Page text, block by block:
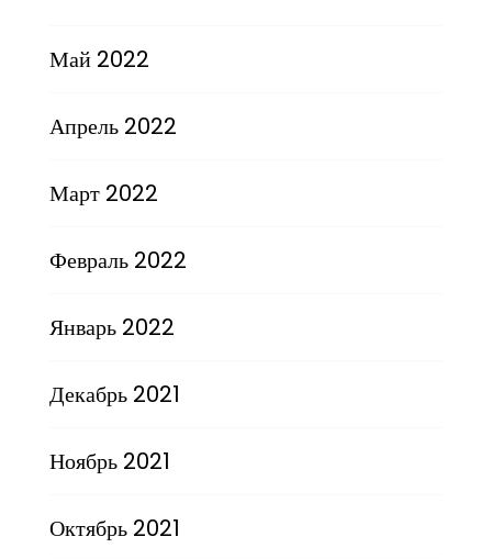
Май 2022
Апрель 2022
Март 2022
Февраль 2022
Январь 2022
Декабрь 2021
Ноябрь 2021
Октябрь 2021